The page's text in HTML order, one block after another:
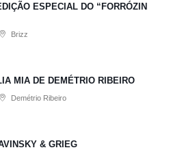
ESPECIAL DO “FORRÓZIN
Brizz
MIA DE DEMÉTRIO RIBEIRO
Demétrio Ribeiro
& GRIEG